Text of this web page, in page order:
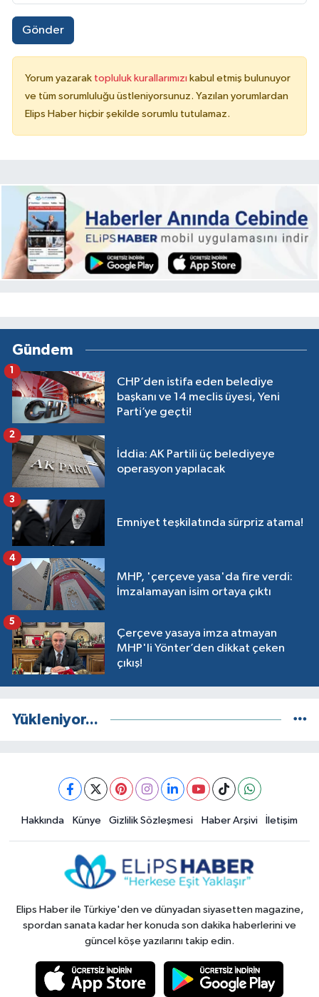
Gönder
Yorum yazarak topluluk kurallarımızı kabul etmiş bulunuyor
ve tüm sorumluluğu üstleniyorsunuz. Yazılan yorumlardan
Elips Haber hiçbir şekilde sorumlu tutulamaz.
Gündem
CHP’den istifa eden belediye
başkanı ve 14 meclis üyesi, Yeni
Parti’ye geçti!
1
İddia: AK Partili üç belediyeye
operasyon yapılacak
2
Emniyet teşkilatında sürpriz atama!
3
MHP, 'çerçeve yasa'da fire verdi:
İmzalamayan isim ortaya çıktı
4
Çerçeve yasaya imza atmayan
MHP'li Yönter’den dikkat çeken
çıkış!
5
Yükleniyor...
Hakkında Künye Gizlilik Sözleşmesi Haber Arşivi İletişim
Elips Haber ile Türkiye'den ve dünyadan siyasetten magazine,
spordan sanata kadar her konuda son dakika haberlerini ve
güncel köşe yazılarını takip edin.